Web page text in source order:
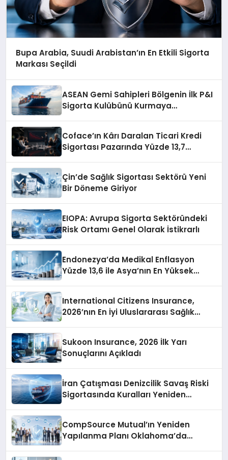
Bupa Arabia, Suudi Arabistan’ın En Etkili Sigorta
Markası Seçildi
ASEAN Gemi Sahipleri Bölgenin İlk P&I
Sigorta Kulübünü Kurmaya
Coface’ın Kârı Daralan Ticari Kredi
Sigortası Pazarında Yüzde 13,7
Çin’de Sağlık Sigortası Sektörü Yeni
Bir Döneme Giriyor
EIOPA: Avrupa Sigorta Sektöründeki
Risk Ortamı Genel Olarak İstikrarlı
Endonezya’da Medikal Enflasyon
Yüzde 13,6 ile Asya’nın En Yüksek
International Citizens Insurance,
2026’nın En İyi Uluslararası Sağlık
Sukoon Insurance, 2026 İlk Yarı
Sonuçlarını Açıkladı
İran Çatışması Denizcilik Savaş Riski
Sigortasında Kuralları Yeniden
CompSource Mutual’ın Yeniden
Yapılanma Planı Oklahoma’da